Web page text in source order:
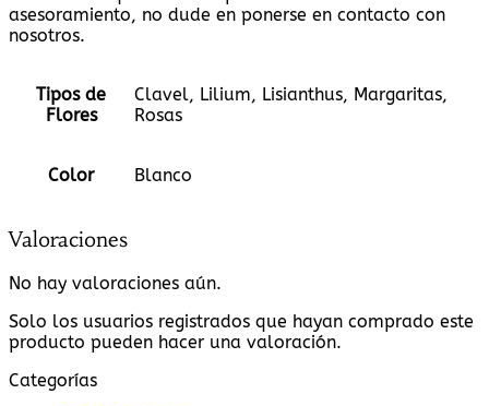
asesoramiento, no dude en ponerse en contacto con
nosotros.
Tipos de
Flores
Clavel, Lilium, Lisianthus, Margaritas,
Rosas
Color Blanco
Valoraciones
No hay valoraciones aún.
Solo los usuarios registrados que hayan comprado este
producto pueden hacer una valoración.
Categorías